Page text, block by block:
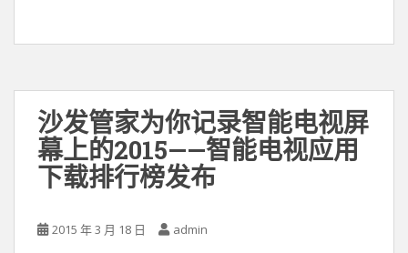
沙发管家为你记录智能电视屏
幕上的2015——智能电视应用
下载排行榜发布
2015 年 3 月 18 日 admin